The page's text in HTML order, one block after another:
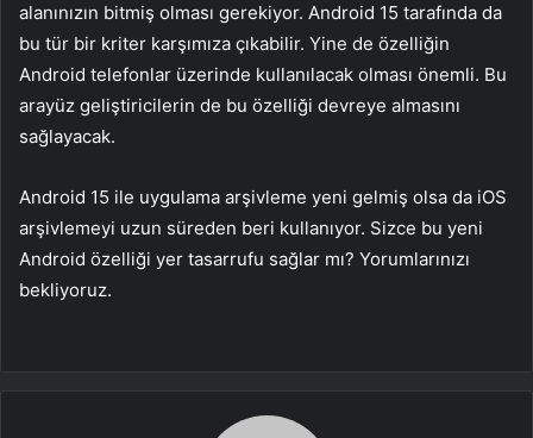
alanınızın bitmiş olması gerekiyor. Android 15 tarafında da
bu tür bir kriter karşımıza çıkabilir. Yine de özelliğin
Android telefonlar üzerinde kullanılacak olması önemli. Bu
arayüz geliştiricilerin de bu özelliği devreye almasını
sağlayacak.
Android 15 ile uygulama arşivleme yeni gelmiş olsa da iOS
arşivlemeyi uzun süreden beri kullanıyor. Sizce bu yeni
Android özelliği yer tasarrufu sağlar mı? Yorumlarınızı
bekliyoruz.